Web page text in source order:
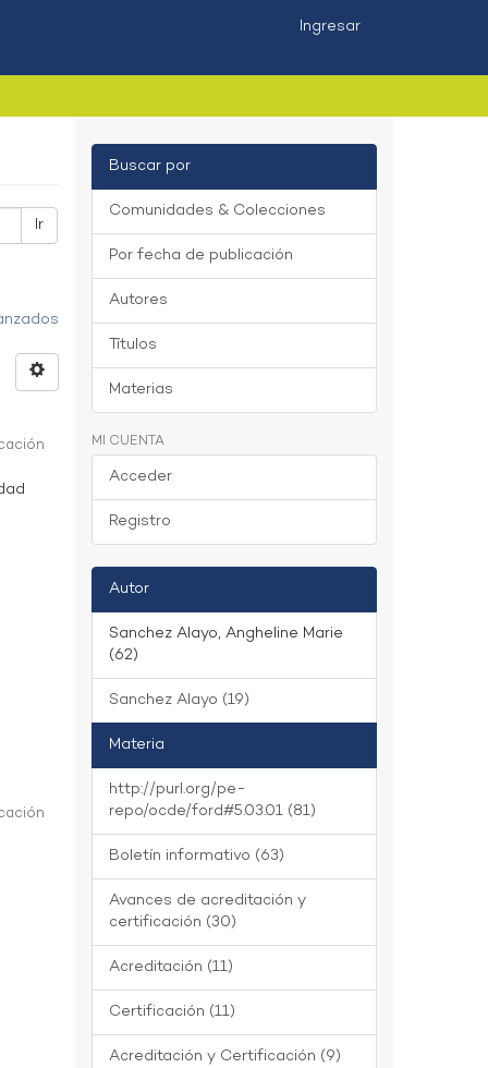
Ingresar
Ir
Buscar por
Comunidades & Colecciones
Por fecha de publicación
Autores
Títulos
Materias
MI CUENTA
Acceder
Registro
Autor
Sanchez Alayo, Angheline Marie
(62)
Sanchez Alayo (19)
Materia
http://purl.org/pe-
repo/ocde/ford#5.03.01 (81)
Boletín informativo (63)
Avances de acreditación y
certificación (30)
Acreditación (11)
Certificación (11)
Acreditación y Certificación (9)